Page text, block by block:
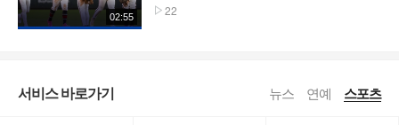
02:55 22
서비스 바로가기 뉴스 연예 스포츠